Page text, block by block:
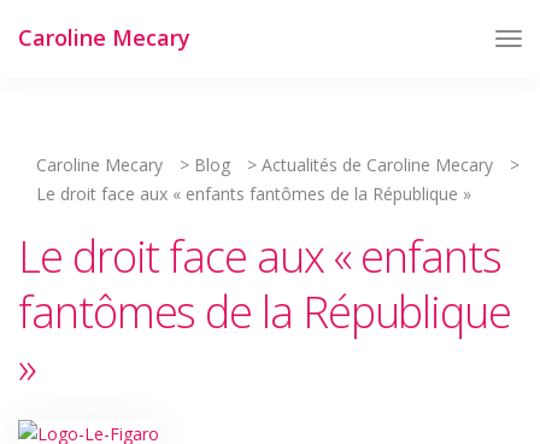
Caroline Mecary
Caroline Mecary > Blog > Actualités de Caroline Mecary
>
Le droit face aux « enfants fantômes de la République »
Le droit face aux « enfants
fantômes de la République
»